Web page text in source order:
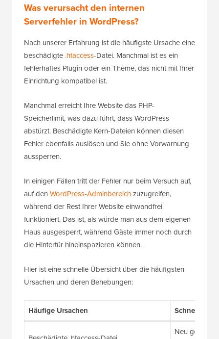
Was verursacht den internen
Serverfehler in WordPress?
Nach unserer Erfahrung ist die häufigste Ursache eine
beschädigte .htaccess-Datei. Manchmal ist es ein
fehlerhaftes Plugin oder ein Theme, das nicht mit Ihrer
Einrichtung kompatibel ist.
Manchmal erreicht Ihre Website das PHP-
Speicherlimit, was dazu führt, dass WordPress
abstürzt. Beschädigte Kern-Dateien können diesen
Fehler ebenfalls auslösen und Sie ohne Vorwarnung
aussperren.
In einigen Fällen tritt der Fehler nur beim Versuch auf,
auf den WordPress-Adminbereichzuzugreifen,
während der Rest Ihrer Website einwandfrei
funktioniert. Das ist, als würde man aus dem eigenen
Haus ausgesperrt, während Gäste immer noch durch
die Hintertür hineinspazieren können.
Hier ist eine schnelle Übersicht über die häufigsten
Ursachen und deren Behebungen:
Häufige Ursachen Schnelle
Neu